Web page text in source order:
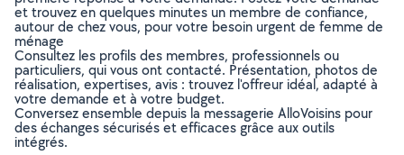
et trouvez en quelques minutes un membre de confiance,
autour de chez vous, pour votre besoin urgent de femme de
ménage
Consultez les profils des membres, professionnels ou
particuliers, qui vous ont contacté. Présentation, photos de
réalisation, expertises, avis : trouvez l'offreur idéal, adapté à
votre demande et à votre budget.
Conversez ensemble depuis la messagerie AlloVoisins pour
des échanges sécurisés et efficaces grâce aux outils
intégrés.